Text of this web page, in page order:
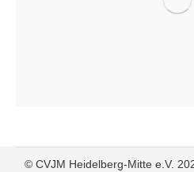
© CVJM Heidelberg-Mitte e.V.